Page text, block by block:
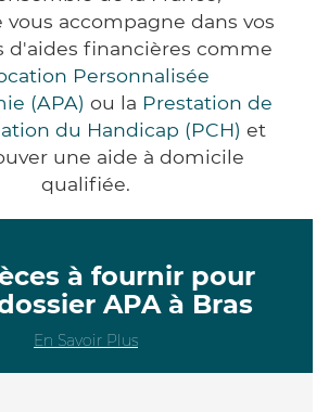
vous accompagne dans vos
d'aides financières comme
Personnalisée
(APA) ou la Prestation de
du Handicap (PCH) et
une aide à domicile
qualifiée.
à fournir pour
APA à Bras
En Savoir Plus